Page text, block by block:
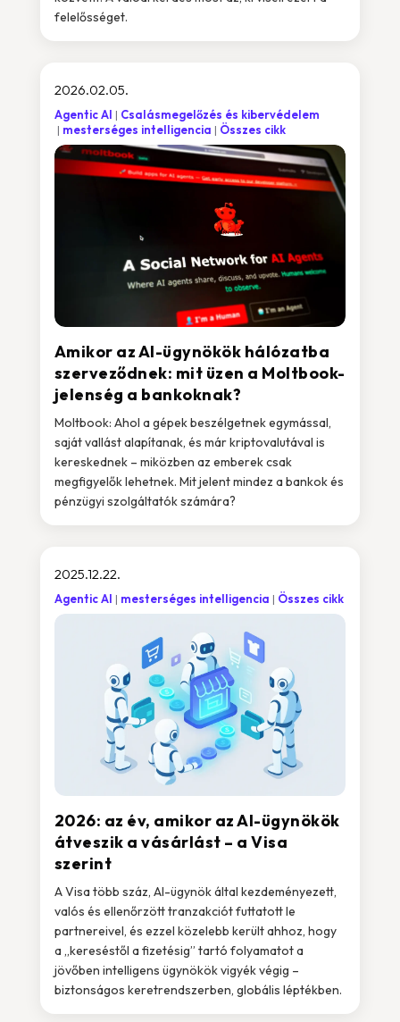
felelősséget.
Amikor az AI-ügynökök hálózatba
szerveződnek: mit üzen a Moltbook-
jelenség a bankoknak?
2026.02.05.
Agentic AI
Csalásmegelőzés és kibervédelem
mesterséges intelligencia
Összes cikk
Moltbook: Ahol a gépek beszélgetnek egymással,
saját vallást alapítanak, és már kriptovalutával is
kereskednek – miközben az emberek csak
megfigyelők lehetnek. Mit jelent mindez a bankok és
pénzügyi szolgáltatók számára?
2026: az év, amikor az AI-ügynökök
átveszik a vásárlást – a Visa
szerint
2025.12.22.
Agentic AI mesterséges intelligencia Összes cikk
A Visa több száz, AI-ügynök által kezdeményezett,
valós és ellenőrzött tranzakciót futtatott le
partnereivel, és ezzel közelebb került ahhoz, hogy
a „kereséstől a fizetésig” tartó folyamatot a
jövőben intelligens ügynökök vigyék végig –
biztonságos keretrendszerben, globális léptékben.